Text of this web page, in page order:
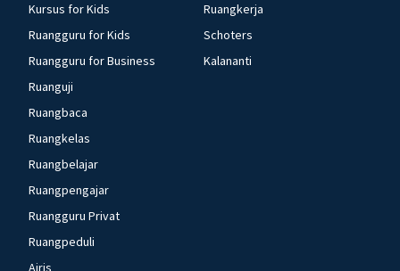
Kursus for Kids
Ruangguru for Kids
Ruangguru for Business
Ruanguji
Ruangbaca
Ruangkelas
Ruangbelajar
Ruangpengajar
Ruangguru Privat
Ruangpeduli
Airis
Ruangkerja
Schoters
Kalananti